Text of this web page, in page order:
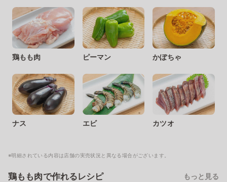
鶏もも肉 ピーマン かぼちゃ
ナス エビ カツオ
※明細されている内容は店舗の実売状況と異なる場合がございます。
鶏もも肉で作れるレシピ もっと見る